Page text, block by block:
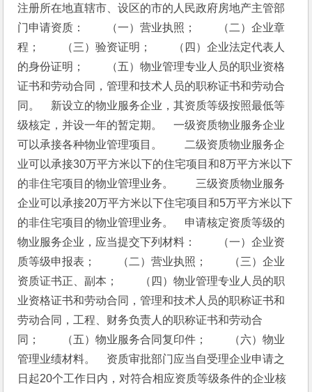
注册所在地直辖市、设区的市的人民政府房地产主管部
门申请资质：　　（一）营业执照；　　（二）企业章
程；　　（三）验资证明；　　（四）企业法定代表人
的身份证明；　　（五）物业管理专业人员的职业资格
证书和劳动合同，管理和技术人员的职称证书和劳动合
同。　新设立的物业服务企业，其资质等级按照最低等
级核定，并设一年的暂定期。　一级资质物业服务企业
可以承接各种物业管理项目。　　二级资质物业服务企
业可以承接30万平方米以下的住宅项目和8万平方米以下
的非住宅项目的物业管理业务。　　三级资质物业服务
企业可以承接20万平方米以下住宅项目和5万平方米以下
的非住宅项目的物业管理业务。　申请核定资质等级的
物业服务企业，应当提交下列材料：　　（一）企业资
质等级申报表；　　（二）营业执照；　　（三）企业
资质证书正、副本；　　（四）物业管理专业人员的职
业资格证书和劳动合同，管理和技术人员的职称证书和
劳动合同，工程、财务负责人的职称证书和劳动合
同；　　（五）物业服务合同复印件；　　（六）物业
管理业绩材料。　资质审批部门应当自受理企业申请之
日起20个工作日内，对符合相应资质等级条件的企业核